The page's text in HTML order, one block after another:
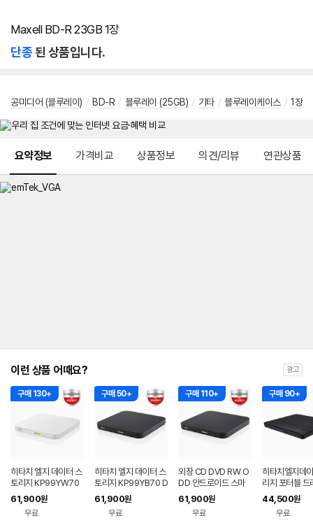
Maxell BD-R 23GB 1장
단종된 상품입니다.
공미디어 (블루레이) / BD-R / 블루레이 (25GB) / 기타 / 블루레이케이스 / 1장
요약정보 가격비교 상품정보 의견/리뷰 연관상품
이런 상품 어때요? 광고
구매 130+
히타치 엘지 데이터 스
토리지 KP99YW70
DVD 화이트 외장OD
D CD DVD 리핑 안드
로이드
61,900원
무료
구매 50+
히타치 엘지 데이터 스
토리지 KP99YB70 D
VD 블랙 외장ODD C
D DVD 리핑 안드로이
61,900원
무료
구매 110+
외장 CD DVD RW O
DD 안드로이드 스마
트폰 지원 USB 외장형
블랙 히타치엘지 KP9
9YB70
61,900원
무료
구매 90+
히타치엘지데
리지 포터블 드
데스크탑 노트
DVD
44,500원
무료